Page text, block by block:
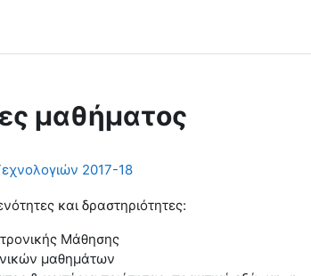
μαθήματος
2017-18
και δραστηριότητες:
Μάθησης
μαθημάτων